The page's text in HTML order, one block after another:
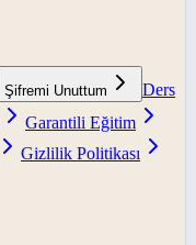
Şifremi Unuttum
Ders
Garantili Eğitim
Gizlilik Politikası